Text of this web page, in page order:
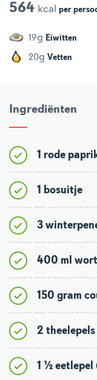
564 kcal per
19g Eiwitten
20g Vetten
Ingrediënten
1 rode
1 bosuitje
3
400 ml
150 gram
2
1 ½